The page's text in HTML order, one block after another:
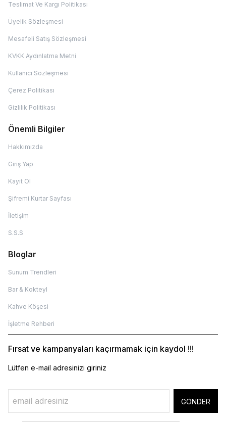
Teslimat Ve Kargı Politikası
Üyelik Sözleşmesi
Mesafeli Satış Sözleşmesi
KVKK Aydınlatma Metni
Kullanıcı Sözleşmesi
Çerez Politikası
Gizlilik Politikası
Önemli Bilgiler
Hakkımızda
Giriş Yap
Kayıt Ol
Şifremi Kurtar Sayfası
İletişim
S.S.S
Bloglar
Sunum Trendleri
Bar & Kokteyl
Kahve Köşesi
İşletme Rehberi
Fırsat ve kampanyaları kaçırmamak için kaydol !!!
Lütfen e-mail adresinizi giriniz
GÖNDER